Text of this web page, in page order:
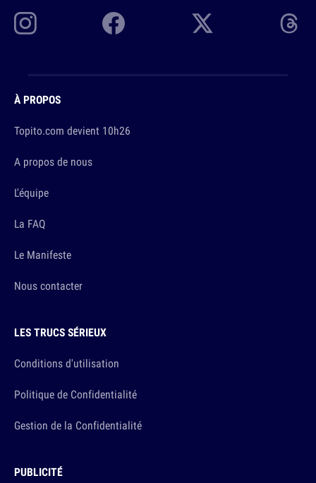
À PROPOS
Topito.com devient 10h26
A propos de nous
L'équipe
La FAQ
Le Manifeste
Nous contacter
LES TRUCS SÉRIEUX
Conditions d'utilisation
Politique de Confidentialité
Gestion de la Confidentialité
PUBLICITÉ